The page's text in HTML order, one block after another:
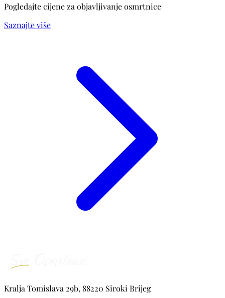
Pogledajte cijene za objavljivanje osmrtnice
Saznajte više
Kralja Tomislava 29b, 88220 Siroki Brijeg